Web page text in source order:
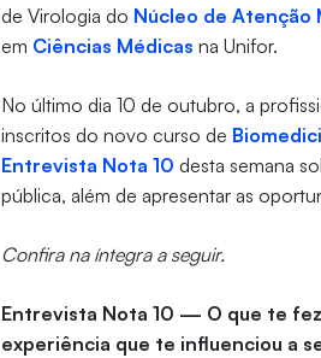
de Virologia do Núcleo de Atenção
em Ciências Médicas na Unifor.
No último dia 10 de outubro, a
inscritos do novo curso de
Entrevista Nota 10 desta semana
pública, além de apresentar as
Confira na íntegra a seguir.
Entrevista Nota 10 — O que te
experiência que te influenciou a